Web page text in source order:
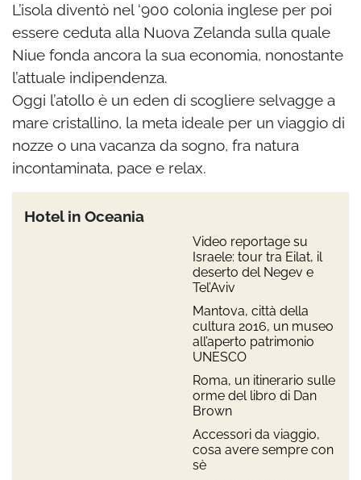
L’isola diventò nel ‘900 colonia inglese per poi
essere ceduta alla Nuova Zelanda sulla quale
Niue fonda ancora la sua economia, nonostante
l’attuale indipendenza.
Oggi l’atollo è un eden di scogliere selvagge a
mare cristallino, la meta ideale per un viaggio di
nozze o una vacanza da sogno, fra natura
incontaminata, pace e relax.
Hotel in Oceania
Video reportage su
Israele: tour tra Eilat, il
deserto del Negev e
Tel’Aviv
Mantova, città della
cultura 2016, un museo
all’aperto patrimonio
UNESCO
Roma, un itinerario sulle
orme del libro di Dan
Brown
Accessori da viaggio,
cosa avere sempre con
sè